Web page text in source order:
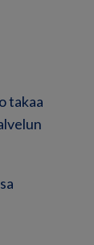
takaa